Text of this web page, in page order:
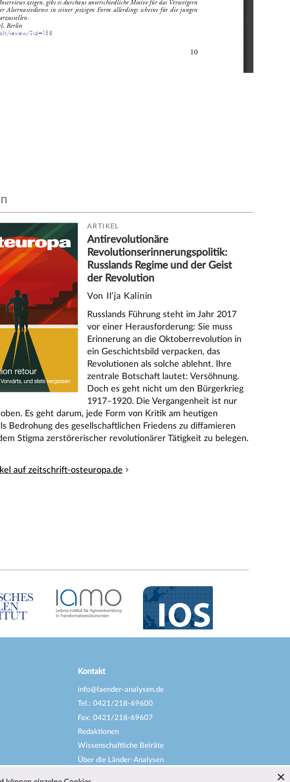
ARTIKEL
Antirevolutionäre
Revolutionserinnerungspolitik:
Russlands Regime und der Geist
der Revolution
Von Il’ja Kalinin
Russlands Führung steht im Jahr 2017
vor einer Herausforderung: Sie muss
Erinnerung an die Oktoberrevolution in
ein Geschichtsbild verpacken, das
Revolutionen als solche ablehnt. Ihre
zentrale Botschaft lautet: Versöhnung.
Doch es geht nicht um den Bürgerkrieg
1917–1920. Die Vergangenheit ist nur
Es geht darum, jede Form von Kritik am heutigen
Bedrohung des gesellschaftlichen Friedens zu diffamieren
Stigma zerstörerischer revolutionärer Tätigkeit zu belegen.
auf zeitschrift-osteuropa.de
Kontakt
info@laender-analysen.de
Tel.: 0421/218-69600
Fax: 0421/218-69607
Redaktionen
Wissenschaftliche Beiräte
Über die Länder-Analysen